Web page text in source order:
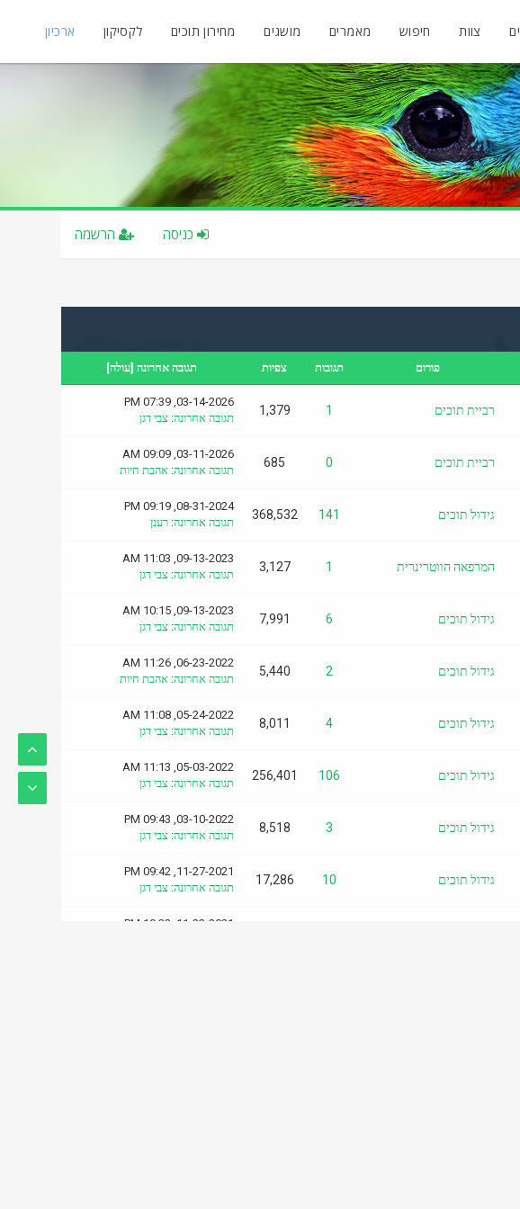
צוות חיפוש מאמרים מושגים מחירון תוכים לקסיקון ארכיון
הרשמה כניסה
פורום תגובות צפיות תגובה אחרונה [עולה]
רביית תוכים 1
1,379
03-14-2026, 07:39 PM
תגובה אחרונה:צבי דגן
רביית תוכים 0
685
03-11-2026, 09:09 AM
תגובה אחרונה:אהבת חיות
גידול תוכים 141
368,532
08-31-2024, 09:19 PM
תגובה אחרונה:רענן
המרפאה הווטרינרית 1
3,127
09-13-2023, 11:03 AM
תגובה אחרונה:צבי דגן
גידול תוכים 6
7,991
09-13-2023, 10:15 AM
תגובה אחרונה:צבי דגן
גידול תוכים 2
5,440
06-23-2022, 11:26 AM
תגובה אחרונה:אהבת חיות
גידול תוכים 4
8,011
05-24-2022, 11:08 AM
תגובה אחרונה:צבי דגן
גידול תוכים 106
256,401
05-03-2022, 11:13 AM
תגובה אחרונה:צבי דגן
גידול תוכים 3
8,518
03-10-2022, 09:43 PM
תגובה אחרונה:צבי דגן
גידול תוכים 10
17,286
11-27-2021, 09:42 PM
תגובה אחרונה:צבי דגן
11-23-2021, 10:32 PM